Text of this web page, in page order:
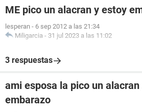
ME pico un alacran y estoy
lesperan - 6 sep 2012 a las 21:34
Miligarcia - 31 jul 2023 a las 11:02
3 respuestas
ami esposa la pico un
embarazo